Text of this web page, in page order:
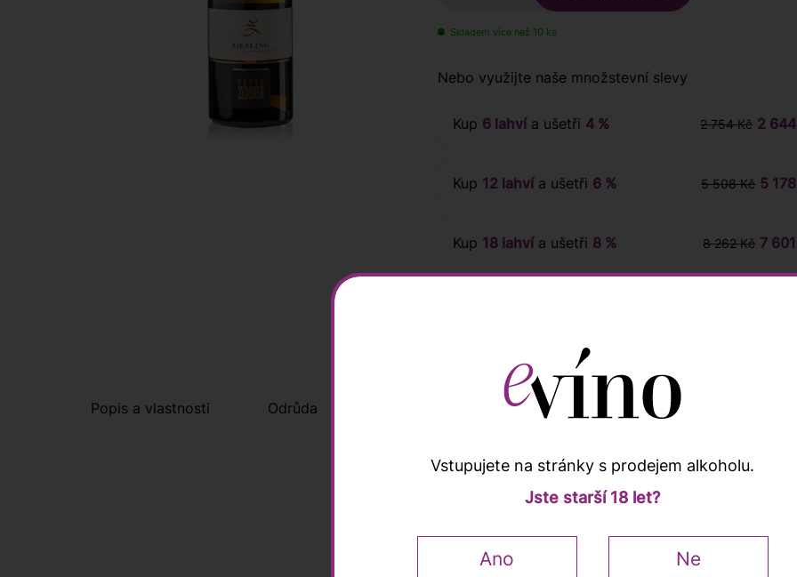
Skladem více než 10 ks
Nebo využijte naše množstevní slevy
Kup 6 lahvía ušetři 4 % 2 754 Kč 2
Kup 12 lahvía ušetři 6 % 5 508 Kč 5
Kup 18 lahvía ušetři 8 % 8 262 Kč 7
Popis a vlastnosti Odrůda Hodnocení zákazníků
Popis a vlastnosti
Vstupujete na stránky s prodejem alkoholu.
Jste starší 18 let?
Ano Ne